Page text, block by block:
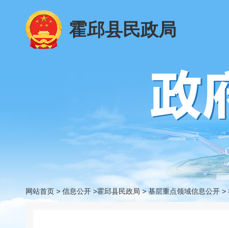
霍邱县民政局
网站首页 > 信息公开 >霍邱县民政局> 基层重点领域信息公开 >